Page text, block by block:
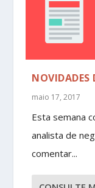
maio 17, 2017
Esta semana
analista de
comentar...